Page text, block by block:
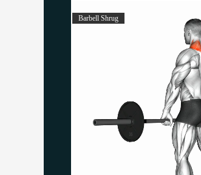
Barbell Shrug